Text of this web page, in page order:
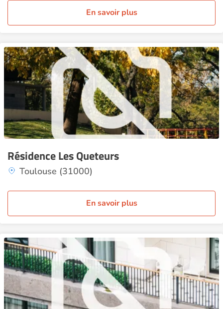
En savoir plus
Résidence Les Queteurs
Toulouse (31000)
En savoir plus